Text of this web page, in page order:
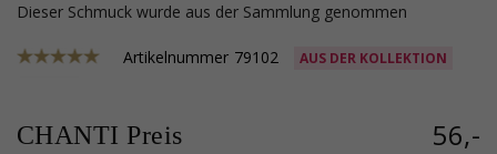
Dieser Schmuck wurde aus der Sammlung genommen
Artikelnummer 79102 AUS DER KOLLEKTION
CHANTI Preis 56,-